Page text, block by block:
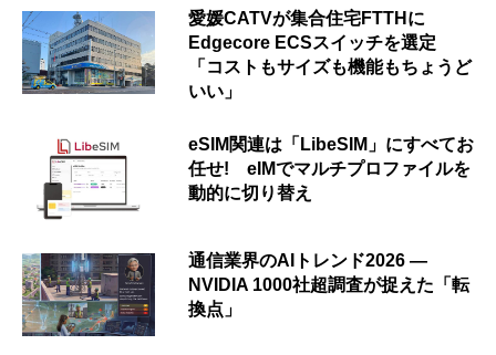
愛媛CATVが集合住宅FTTHに
Edgecore ECSスイッチを選定
「コストもサイズも機能もちょうど
いい」
eSIM関連は「LibeSIM」にすべてお
任せ! eIMでマルチプロファイルを
動的に切り替え
通信業界のAIトレンド2026 ―
NVIDIA 1000社超調査が捉えた「転
換点」